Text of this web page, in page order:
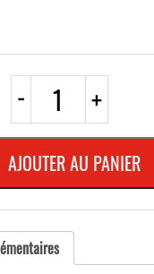
- quantité
Plaque
de
serrage
pour
poteau
Ø
60
mmsystème
Ferradix,
+
AJOUTER AU PANIER